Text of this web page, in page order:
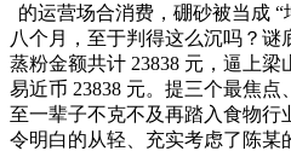
的运营场合消费，硼砂被当成 “
八个月，至于判得这么沉吗？
蒸粉金额共计 23838 元，逼上
易近币 23838 元。提三个最焦
至一辈子不克不及再踏入食物行
令明白的从轻、充实考虑了陈某